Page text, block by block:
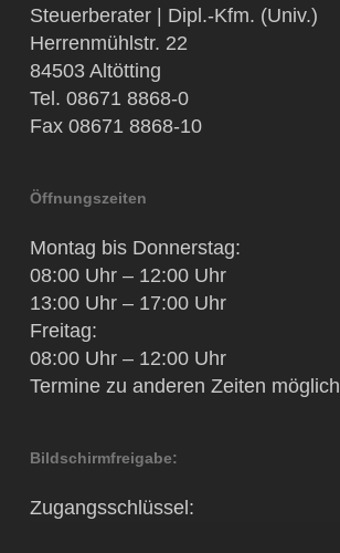
Steuerberater | Dipl.-Kfm. (Univ.)
Herrenmühlstr. 22
84503 Altötting
Tel. 08671 8868-0
Fax 08671 8868-10
Öffnungszeiten
Montag bis Donnerstag:
08:00 Uhr – 12:00 Uhr
13:00 Uhr – 17:00 Uhr
Freitag:
08:00 Uhr – 12:00 Uhr
Termine zu anderen Zeiten möglich
Bildschirmfreigabe:
Zugangsschlüssel: